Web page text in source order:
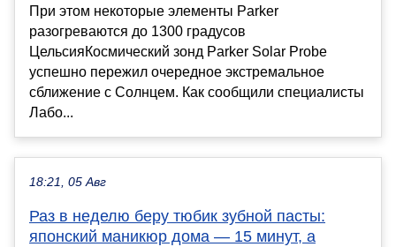
При этом некоторые элементы Parker
разогреваются до 1300 градусов
ЦельсияКосмический зонд Parker Solar Probe
успешно пережил очередное экстремальное
сближение с Солнцем. Как сообщили специалисты
Лабо...
18:21, 05 Авг
Раз в неделю беру тюбик зубной пасты:
японский маникюр дома — 15 минут, а